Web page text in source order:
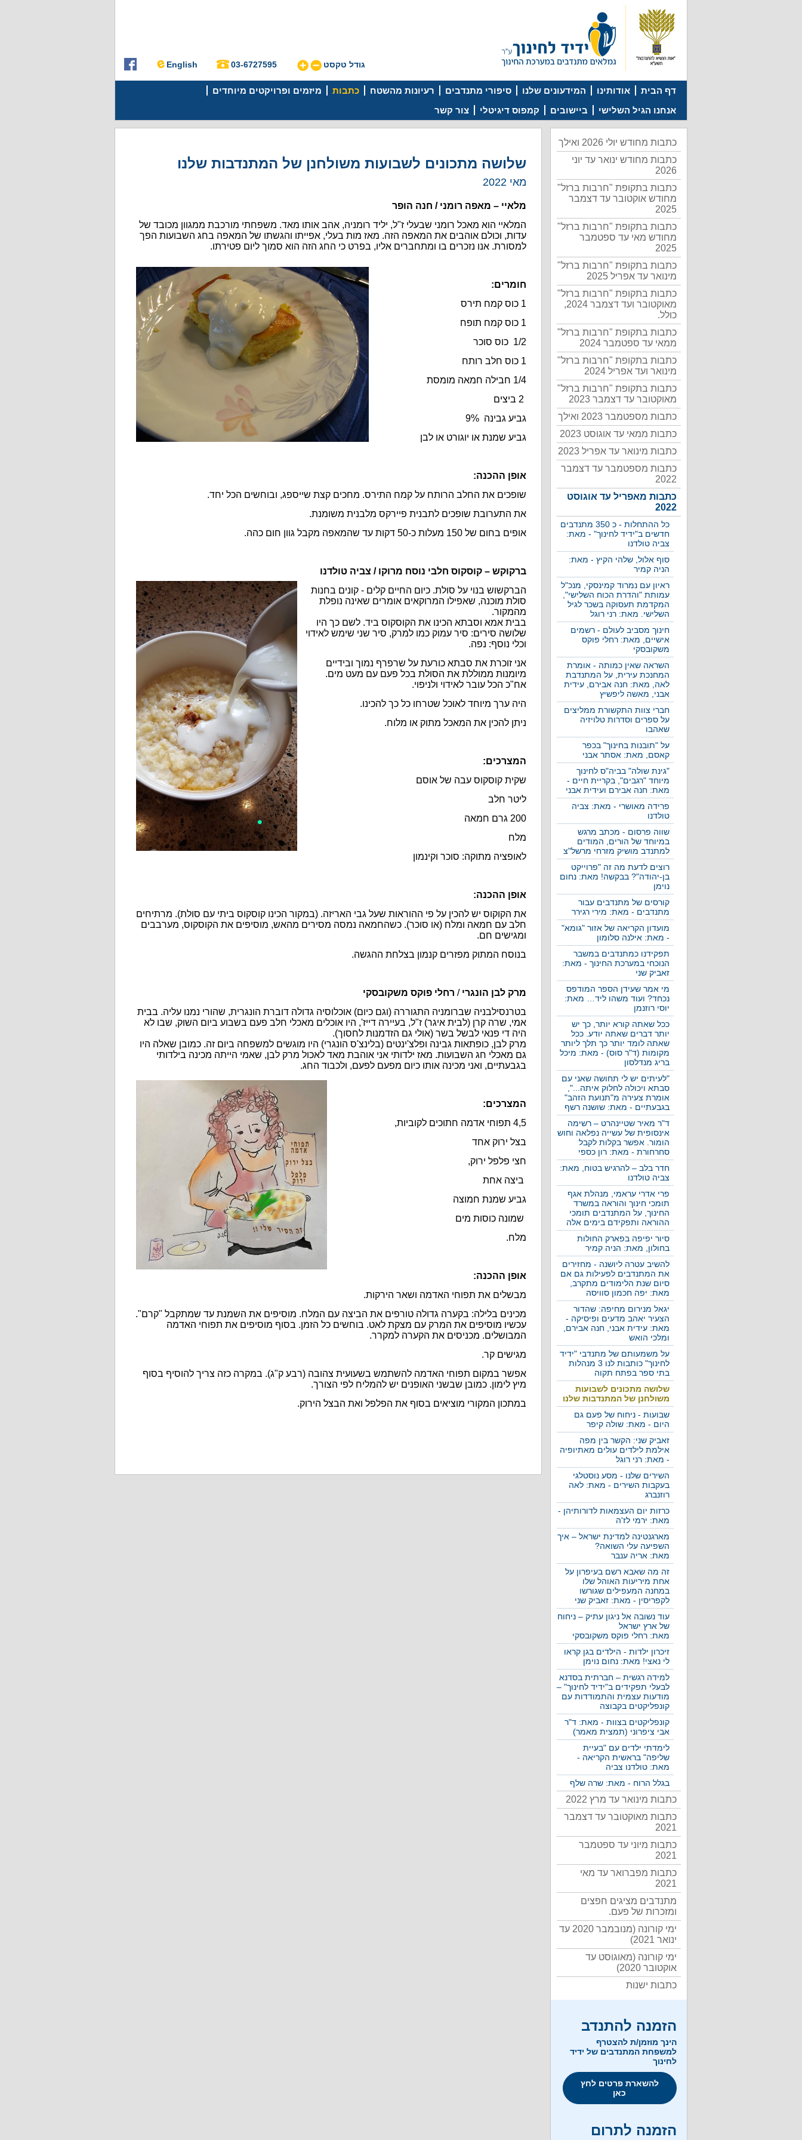
English 03-6727595 גודל טקסט
דף הבית אודותינו המידעונים שלנו סיפורי מתנדבים רעיונות מהשטח כתבות
מיזמים ופרויקטים מיוחדים
אנחנו הגיל השלישי
ביישובים קמפוס דיגיטלי צור קשר
כתבות מחודש יולי 2026 ואילך
כתבות מחודש ינואר עד יוני
2026
כתבות בתקופת "חרבות ברזל"
מחודש אוקטובר עד דצמבר
2025
כתבות בתקופת "חרבות ברזל"
מחודש מאי עד ספטמבר
2025
כתבות בתקופת "חרבות ברזל"
מינואר עד אפריל 2025
כתבות בתקופת "חרבות ברזל"
מאוקטובר ועד דצמבר 2024,
כולל.
כתבות בתקופת "חרבות ברזל"
ממאי עד ספטמבר 2024
כתבות בתקופת "חרבות ברזל"
מינואר ועד אפריל 2024
כתבות בתקופת "חרבות ברזל"
מאוקטובר עד דצמבר 2023
כתבות מספטמבר 2023 ואילך
כתבות ממאי עד אוגוסט 2023
כתבות מינואר עד אפריל 2023
כתבות מספטמבר עד דצמבר
2022
כתבות מאפריל עד אוגוסט
2022
כל ההתחלות - כ 350 מתנדבים
חדשים ב"ידיד לחינוך" - מאת:
צביה טולדנו
סוף אלול, שלהי הקיץ - מאת:
הניה קמיר
ראיון עם נמרוד קמינסקי, מנכ"ל
עמותת "והדרת הכוח השלישי",
המקדמת תעסוקה בשכר לגיל
השלישי. מאת: רני רוגל
חינוך מסביב לעולם - רשמים
אישיים, מאת: רחלי פוקס
משקובסקי
השראה שאין כמותה - אומרת
המחנכת עירית, על המתנדבת
לאה, מאת: חנה אבירם, עידית
אבני, מאשה ליפשיץ
חברי צוות התקשורת ממליצים
על ספרים וסדרות טלויזיה
שאהבו
על "תובנות בחינוך" בכפר
קאסם, מאת: אסתר אבני
"גינת שולה" בביה"ס לחינוך
מיוחד "רגבים", בקריית חיים -
מאת: חנה אבירם ועידית אבני
פרידה מאושרי - מאת: צביה
טולדנו
שווה פרסום - מכתב מרגש
במיוחד של הורים, המודים
למתנדב מושיק מזרחי מרשל"צ
רוצים לדעת מה זה "פרוייקט
בן-יהודה"? בבקשה! מאת: נחום
נוימן
קורסים של מתנדבים עבור
מתנדבים - מאת: מירי רגירר
מועדון הקריאה של אזור "גומא"
- מאת: אילנה סלומון
תפקידנו כמתנדבים במשבר
הנוכחי במערכת החינוך - מאת:
זאביק שני
מי אמר שעידן הספר המודפס
נכחד? ועוד משהו ליד… מאת:
יוסי רוזנמן
ככל שאתה קורא יותר, כך יש
יותר דברים שאתה יודע. ככל
שאתה לומד יותר כך תלך ליותר
מקומות (ד"ר סוס) - מאת: מיכל
בריג מנדלסון
"לעיתים יש לי תחושה שאני עם
סבתא ויכולה לחלוק איתה...",
אומרת צעירה מ"תנועת הזהב"
בגבעתיים - מאת: שושנה רשף
ד"ר מאיר שטיינהרט – רשימה
אינסופית של עשייה נפלאה וחוש
הומור. אפשר בקלות לקבל
סחרחורת - מאת: רון כספי
חדר בלב – להרגיש בטוח, מאת:
צביה טולדנו
פרי אדרי עראמי, מנהלת אגף
תומכי חינוך והוראה במשרד
החינוך, על המתנדבים תומכי
ההוראה ותפקידם בימים אלה
סיור יפיפה בפארק החולות
בחולון, מאת: הניה קמיר
להשיב עטרה ליושנה - מחזירים
את המתנדבים לפעילות גם אם
סיום שנת הלימודים מתקרב,
מאת: יפה חכמון סוויסה
יגאל מנירום מחיפה: שהדור
הצעיר יאהב מדעים ופיסיקה -
מאת: עידית אבני, חנה אבירם,
ומלכי הואש
על משמעותם של מתנדבי "ידיד
לחינוך" כותבות לנו 3 מנהלות
בתי ספר בפתח תקוה
שלושה מתכונים לשבועות
משולחנן של המתנדבות שלנו
שבועות - ניחוח של פעם גם
היום - מאת: שולה קיפר
זאביק שני: הקשר בין מפה
אילמת לילדים עולים מאתיופיה
- מאת: רני רוגל
השירים שלנו - מסע נוסטלגי
בעקבות השירים - מאת: לאה
רוזנברג
כרזות יום העצמאות לדורותיהן -
מאת: ירמי לז'ה
מארגנטינה למדינת ישראל – איך
השפיעה עלי השואה?
מאת: אריה ענבר
זה מה שאבא רשם בעיפרון על
אחת מיריעות האוהל שלו
במחנה המעפילים שגורשו
לקפריסין - מאת: זאביק שני
עוד נשובה אל ניגון עתיק – ניחוח
של ארץ ישראל
מאת: רחלי פוקס משקובסקי
זיכרון ילדות - הילדים בגן קראו
לי נאצי! מאת: נחום נוימן
למידה רגשית – חברתית בסדנא
לבעלי תפקידים ב"ידיד לחינוך" –
מודעות עצמית והתמודדות עם
קונפליקטים בקבוצה
קונפליקטים בצוות - מאת: ד"ר
אבי ציפרוני (תמצית מאמר)
לימדתי ילדים עם "בעיית
שליפה" בראשית הקריאה -
מאת: טולדנו צביה
בגלל הרוח - מאת: שרה שלף
כתבות מינואר עד מרץ 2022
כתבות מאוקטובר עד דצמבר
2021
כתבות מיוני עד ספטמבר
2021
כתבות מפברואר עד מאי
2021
מתנדבים מציגים חפצים
ומזכרות של פעם.
ימי קורונה (מנובמבר 2020 עד
ינואר 2021)
ימי קורונה (מאוגוסט עד
אוקטובר 2020)
כתבות ישנות
הזמנה להתנדב
הינך מוזמן/ת להצטרף
למשפחת המתנדבים של ידיד
לחינוך
להשארת פרטים לחץ
כאן
הזמנה לתרום
שלושה מתכונים לשבועות משולחנן של המתנדבות שלנו
מאי 2022
מלאיי – מאפה רומני / חנה הופר
המלאיי הוא מאכל רומני שבעלי ז"ל, יליד רומניה, אהב אותו מאד. משפחתי מורכבת ממגוון מכובד של
עדות, וכולם אוהבים את המאפה הזה. מאז מות בעלי, אפייתו והגשתו של המאפה בחג השבועות הפך
למסורת. אנו נזכרים בו ומתחברים אליו, בפרט כי החג הזה הוא סמוך ליום פטירתו.
חומרים:
1 כוס קמח תירס
1 כוס קמח תופח
1/2 כוס סוכר
1 כוס חלב רותח
1/4 חבילה חמאה מומסת
גביע גבינה 9%
גביע שמנת או יוגורט או לבן
אופן ההכנה:
שופכים את החלב הרותח על קמח התירס. מחכים קצת שייספג, ובוחשים הכל יחד.
את התערובת שופכים לתבנית פיירקס מלבנית משומנת.
אופים בחום של 150 מעלות כ-50 דקות עד שהמאפה מקבל גוון חום כהה.
ברקוקש – קוסקוס חלבי נוסח מרוקו / צביה טולדנו
הברקשוש בנוי על סולת. כיום החיים קלים - קונים בחנות
סולת מוכנה, שאפילו המרוקאים אומרים שאינה נופלת
מהמקור.
בבית אמא וסבתא הכינו את הקוסקוס ביד. לשם כך היו
שלושה סירים: סיר עמוק כמו למרק, סיר שני שימש לאידוי
וכלי נוסף: נפה.
אני זוכרת את סבתא כורעת על שרפרף נמוך ובידיים
מיומנות ממוללת את הסולת בכל פעם עם מעט מים.
אח"כ הכל עובר לאידוי ולניפוי.
היה ערך מיוחד לאוכל שטרחו כל כך להכינו.
ניתן להכין את המאכל מתוק או מלוח.
המצרכים:
שקית קוסקוס עבה של אוסם
ליטר חלב
200 גרם חמאה
מלח
לאופציה מתוקה: סוכר וקינמון
אופן ההכנה:
את הקוקוס יש להכין על פי ההוראות שעל גבי האריזה. (במקור הכינו קוסקוס ביתי עם סולת). מרתיחים
חלב עם חמאה ומלח (או סוכר). כשהחמאה נמסה מסירים מהאש, מוסיפים את הקוסקוס, מערבבים
ומגישים חם.
בנוסח המתוק מפזרים קנמון בצלחת ההגשה.
מרק לבן הונגרי/ רחלי פוקס משקובסקי
בטרנסילבניה שברומניה התגוררה (וגם כיום) אוכלוסיה גדולה דוברת הונגרית, שהורי נמנו עליה. בבית
אמי, שרה קרן (לבית איגר) ז"ל, בעיירה דייז', היו אוכלים מאכלי חלב פעם בשבוע ביום השוק, שבו לא
היה די פנאי לבשל בשר (אולי גם הזדמנות לחסוך).
מרק לבן, כופתאות גבינה ופלצ'ינטים (בלינצ'ס הונגרי) היו מוגשים למשפחה ביום זה. כמובן שאלה היו
גם מאכלי חג השבועות. מאז ילדותי אני אוהבת מאד לאכול מרק לבן, שאמי הייתה מכינה בילדותי
בגבעתיים, ואני מכינה אותו כיום מפעם לפעם, ולכבוד החג.
המצרכים:
4,5 תפוחי אדמה חתוכים לקוביות,
בצל ירוק אחד
חצי פלפל ירוק,
ביצה אחת
גביע שמנת חמוצה
שמונה כוסות מים
מלח.
אופן ההכנה:
מבשלים את תפוחי האדמה ושאר הירקות.
מכינים בלילה: בקערה גדולה טורפים את הביצה עם המלח. מוסיפים את השמנת עד שמתקבל "קרם".
עכשיו מוסיפים את המרק עם מצקת לאט. בוחשים כל הזמן. בסוף מוסיפים את תפוחי האדמה
המבושלים. מכניסים את הקערה למקרר.
מגישים קר.
אפשר במקום תפוחי האדמה להשתמש בשעועית צהובה (רבע ק"ג). במקרה כזה צריך להוסיף בסוף
מיץ לימון. כמובן שבשני האופנים יש להמליח לפי הצורך.
במתכון המקורי מוציאים בסוף את הפלפל ואת הבצל הירוק.